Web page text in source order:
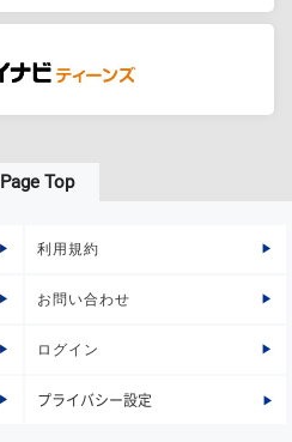
Page Top
利用規約
お問い合わせ
ログイン
プライバシー設定